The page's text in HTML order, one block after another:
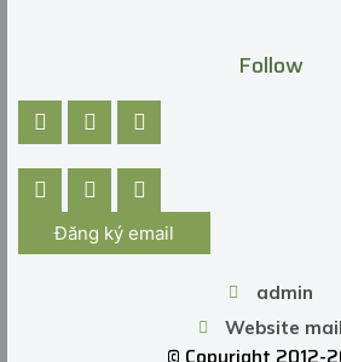
Follow
Đăng ký email
admin
Website mail